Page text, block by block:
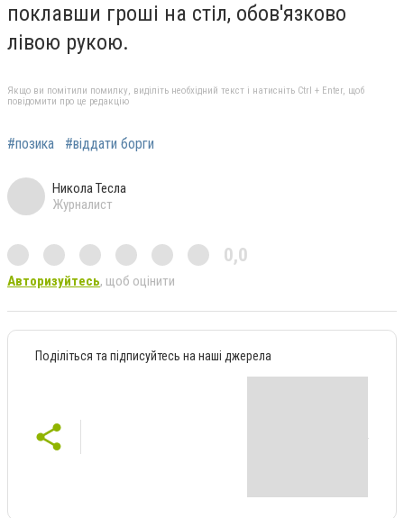
поклавши гроші на стіл, обов'язково
лівою рукою.
Якщо ви помітили помилку, виділіть необхідний текст і натисніть Ctrl + Enter, щоб
повідомити про це редакцію
#позика #віддати борги
Никола Тесла
Журналист
0,0
Авторизуйтесь, щоб оцінити
Поділіться та підписуйтесь на наші джерела